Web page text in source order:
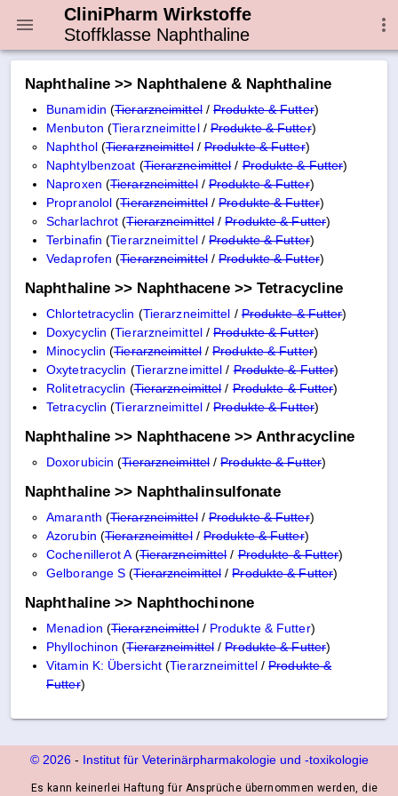
CliniPharm Wirkstoffe
Stoffklasse Naphthaline
Naphthaline >> Naphthalene & Naphthaline
Bunamidin (Tierarzneimittel/Produkte & Futter)
Menbuton (Tierarzneimittel/ Produkte & Futter)
Naphthol(Tierarzneimittel/ Produkte & Futter)
Naphtylbenzoat (Tierarzneimittel/Produkte & Futter)
Naproxen (Tierarzneimittel/ Produkte & Futter)
Propranolol (Tierarzneimittel/Produkte & Futter)
Scharlachrot (Tierarzneimittel /Produkte & Futter)
Terbinafin (Tierarzneimittel/Produkte & Futter)
Vedaprofen (Tierarzneimittel/Produkte & Futter)
Naphthaline >> Naphthacene >> Tetracycline
Chlortetracyclin (Tierarzneimittel /Produkte & Futter)
Doxycyclin (Tierarzneimittel/Produkte & Futter)
Minocyclin (Tierarzneimittel/Produkte & Futter)
Oxytetracyclin (Tierarzneimittel /Produkte & Futter)
Rolitetracyclin (Tierarzneimittel/Produkte & Futter)
Tetracyclin (Tierarzneimittel/Produkte & Futter)
Naphthaline >> Naphthacene >> Anthracycline
Doxorubicin (Tierarzneimittel/Produkte & Futter)
Naphthaline >> Naphthalinsulfonate
Amaranth (Tierarzneimittel/ Produkte & Futter)
Azorubin (Tierarzneimittel/ Produkte & Futter)
Cochenillerot A(Tierarzneimittel/Produkte & Futter)
Gelborange S (Tierarzneimittel /Produkte & Futter)
Naphthaline >> Naphthochinone
Menadion (Tierarzneimittel/ Produkte & Futter)
Phyllochinon (Tierarzneimittel /Produkte & Futter)
Vitamin K: Übersicht (Tierarzneimittel/Produkte &
Futter)
© 2026- Institut für Veterinärpharmakologie und ‑toxikologie
Es kann keinerlei Haftung für Ansprüche übernommen werden, die